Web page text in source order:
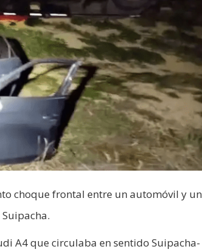
choque frontal entre un automóvil y un
A4 que circulaba en sentido Suipacha-